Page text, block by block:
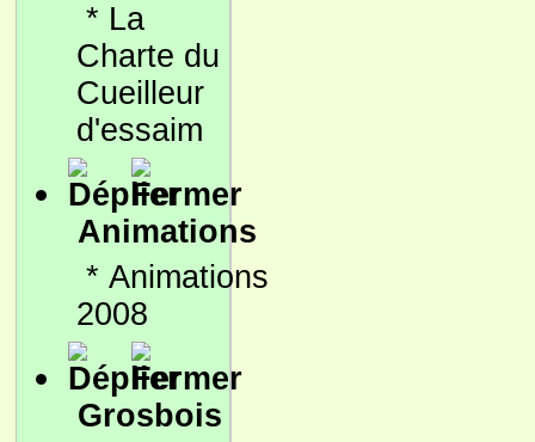
* La
Charte du
Cueilleur
d'essaim
Animations
* Animations
2008
Grosbois